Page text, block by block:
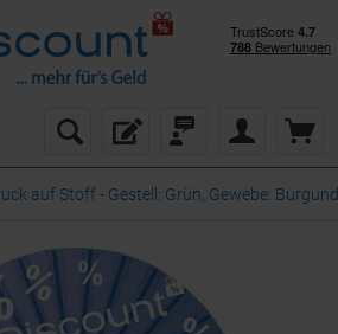
auf Stoff - Gestell: Grün, Gewebe: